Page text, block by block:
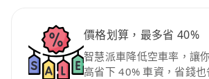
價格划算，最多省 40%
智慧派車降低空車率，讓
高省下 40% 車資，省錢也